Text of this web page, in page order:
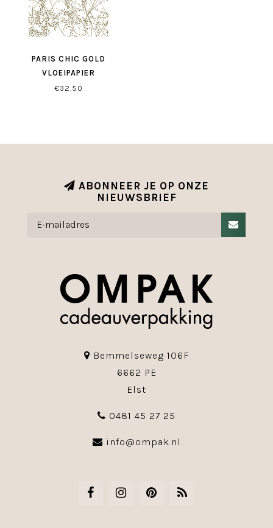
PARIS CHIC GOLD
VLOEIPAPIER
€32,50
ABONNEER JE OP ONZE
NIEUWSBRIEF
Bemmelseweg 106F
6662 PE
Elst
0481 45 27 25
info@ompak.nl